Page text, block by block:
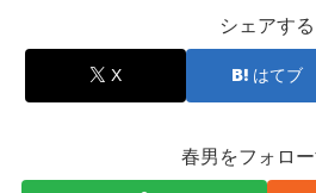
シェアする
X はてブ
春男をフォロ